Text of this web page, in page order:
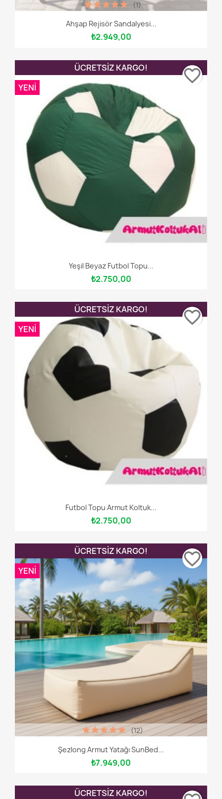
Ahşap Rejisör Sandalyesi...
₺2.949,00
(1)
Yeşil Beyaz Futbol Topu...
₺2.750,00
ÜCRETSIZ KARGO!
YENI
favorite_border
Futbol Topu Armut Koltuk...
₺2.750,00
ÜCRETSIZ KARGO!
YENI
favorite_border
Şezlong Armut Yatağı SunBed...
₺7.949,00
(12)
ÜCRETSIZ KARGO!
YENI
favorite_border
ÜCRETSIZ KARGO!